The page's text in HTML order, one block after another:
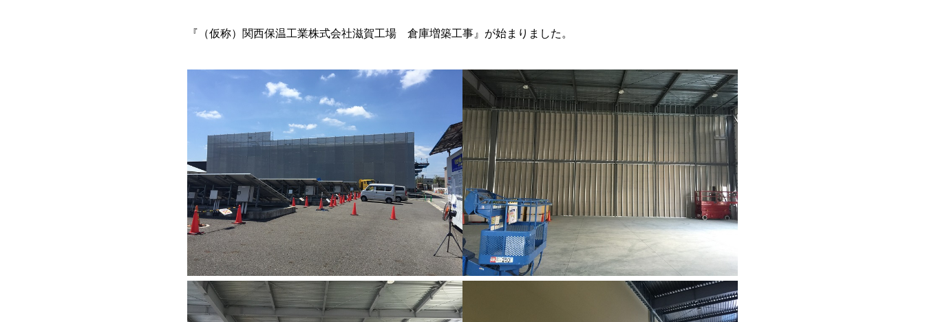
『（仮称）関西保温工業株式会社滋賀工場 倉庫増築工事』が始まりました。